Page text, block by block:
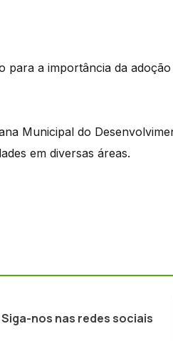
para a importância da
Municipal do
em diversas áreas.
Siga-nos nas redes sociais